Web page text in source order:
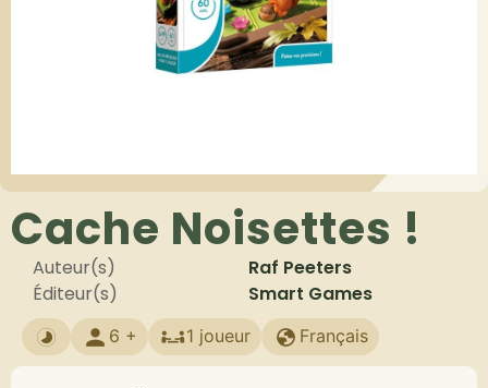
Cache Noisettes !
Auteur(s)
Raf Peeters
Éditeur(s)
Smart Games
6 + 1 joueur Français